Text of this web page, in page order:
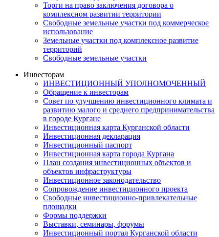
Торги на право заключения договора о
комплексном развитии территории
Свободные земельные участки под коммерческое
использование
Земельные участки под комплексное развитие
территорий
Свободные земельные участки
Инвесторам
ИНВЕСТИЦИОННЫЙ УПОЛНОМОЧЕННЫЙ
Обращение к инвесторам
Совет по улучшению инвестиционного климата и
развитию малого и среднего предпринимательства
в городе Кургане
Инвестиционная карта Курганской области
Инвестиционная декларация
Инвестиционный паспорт
Инвестиционная карта города Кургана
План создания инвестиционных объектов и
объектов инфраструктуры
Инвестиционное законодательство
Сопровождение инвестиционного проекта
Свободные инвестиционно-привлекательные
площадки
Формы поддержки
Выставки, семинары, форумы
Инвестиционный портал Курганской области